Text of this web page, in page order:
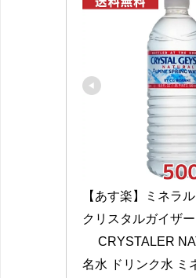
【あす楽】ミネラ
クリスタルガイザ
CRYSTALER
名水 ドリンク水 ミ